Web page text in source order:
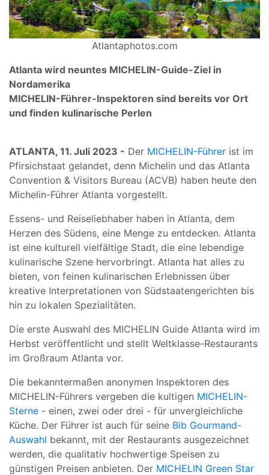
Atlantaphotos.com
Atlanta wird neuntes MICHELIN-Guide-Ziel in
Nordamerika
MICHELIN-Führer-Inspektoren sind bereits vor Ort
und finden kulinarische Perlen
ATLANTA, 11. Juli 2023 - Der MICHELIN-Führer ist im
Pfirsichstaat gelandet, denn Michelin und das Atlanta
Convention & Visitors Bureau (ACVB) haben heute den
Michelin-Führer Atlanta vorgestellt.
Essens- und Reiseliebhaber haben in Atlanta, dem
Herzen des Südens, eine Menge zu entdecken. Atlanta
ist eine kulturell vielfältige Stadt, die eine lebendige
kulinarische Szene hervorbringt. Atlanta hat alles zu
bieten, von feinen kulinarischen Erlebnissen über
kreative Interpretationen von Südstaatengerichten bis
hin zu lokalen Spezialitäten.
Die erste Auswahl des MICHELIN Guide Atlanta wird im
Herbst veröffentlicht und stellt Weltklasse-Restaurants
im Großraum Atlanta vor.
Die bekanntermaßen anonymen Inspektoren des
MICHELIN-Führers vergeben die kultigen MICHELIN-
Sterne - einen, zwei oder drei - für unvergleichliche
Küche. Der Führer ist auch für seine Bib Gourmand-
Auswahl bekannt, mit der Restaurants ausgezeichnet
werden, die qualitativ hochwertige Speisen zu
günstigen Preisen anbieten. Der MICHELIN Green Star